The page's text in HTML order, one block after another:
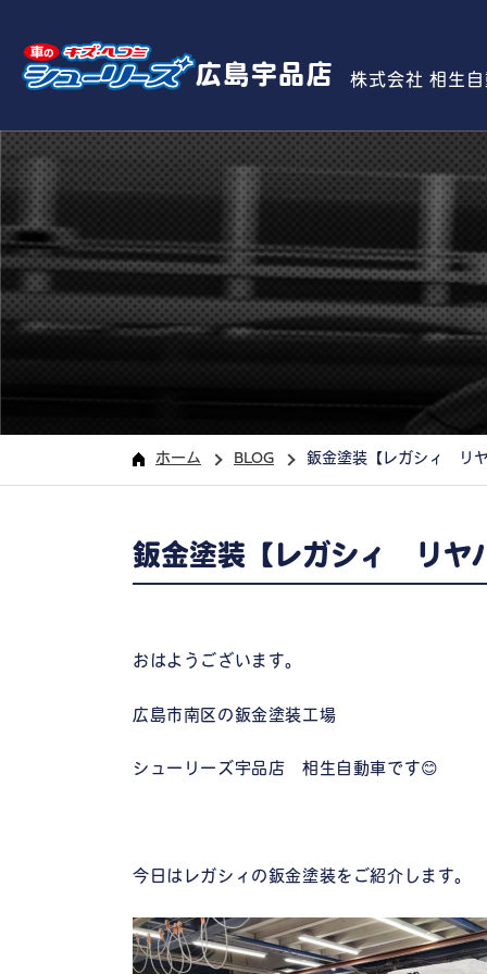
広島宇品店 株式会社 相生
ホーム BLOG 鈑金塗装【レガシィ リ
鈑金塗装【レガシィ リヤ
おはようございます。
広島市南区の鈑金塗装工場
シューリーズ宇品店 相生自動車です😊
今日はレガシィの鈑金塗装をご紹介します。